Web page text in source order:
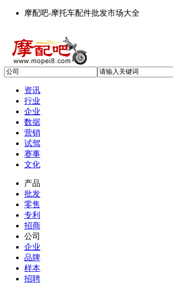
摩配吧-摩托车配件批发市场大全
资讯
行业
企业
数据
营销
试驾
赛事
文化
产品
批发
零售
专利
招商
公司
企业
品牌
样本
招聘